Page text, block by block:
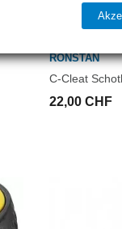
RONSTAN
C-Cleat
22,00 CHF